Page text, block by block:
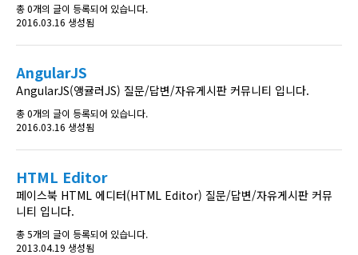
총 0개의 글이 등록되어 있습니다.
2016.03.16 생성됨
AngularJS
AngularJS(앵귤러JS) 질문/답변/자유게시판 커뮤니티 입니다.
총 0개의 글이 등록되어 있습니다.
2016.03.16 생성됨
HTML Editor
페이스북 HTML 에디터(HTML Editor) 질문/답변/자유게시판 커뮤
니티 입니다.
총 5개의 글이 등록되어 있습니다.
2013.04.19 생성됨